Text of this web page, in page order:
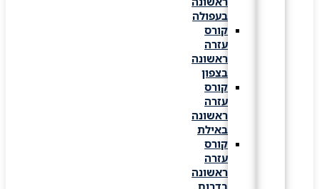
בעפולה
קורס
עזרה
ראשונה
בצפון
קורס
עזרה
ראשונה
באילת
קורס
עזרה
ראשונה
בדרום